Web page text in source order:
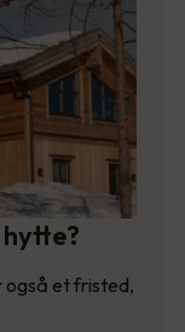
også et fristed,